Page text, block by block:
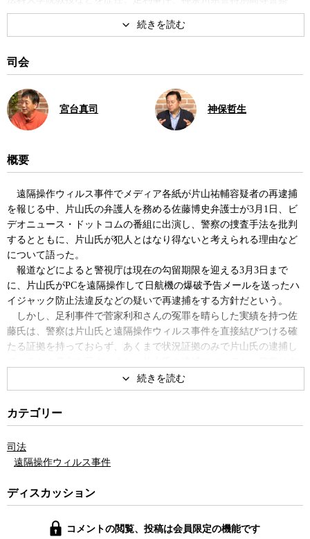
（特高）の拷問によるフレームアップ事件・横浜事件（第四次請
求）の主任弁護人。著書に『刑事弁護の技術と倫理ー刑事弁護の
司会
宮台真司 神保哲生
概要
遠隔操作ウィルス事件でメディア各紙が片山祐輔容疑者の再逮捕
を報じる中、片山氏の弁護人を務める佐藤博史弁護士が3月1日、ビ
デオニュース・ドットコムの番組に出演し、警察の捜査手法を批判
するとともに、片山氏が犯人とはなり得ないと考えられる理由など
について語った。
報道などによると警視庁は現在の勾留期限を迎える3月3日まで
に、片山氏がPCを遠隔操作して日航機の爆破予告メールを送ったハ
イジャック防止法違反などの疑いで再逮捕をする方針だという。
しかし、足利事件で菅家利和さんの冤罪を晴らした実績を持つ佐
藤氏は、警察は片山氏と遠隔操作ウィルス事件を直接結びつける確
たる証拠を持っておらず、あくまで状況証拠のみで片山氏の逮捕し
偵中だった片山氏の存在をメディアに嗅ぎ付けられ、証拠の隠滅を
恐れて証拠固めが不十分なまま逮捕に踏み切った可能性が高いので
はないかと語る。
更に佐藤氏は、片山氏は今回の事件で使われた遠隔操作ウィルス
とも、本人や本人の勤務先の上司の証言で確認できており、「片山
氏は犯人ではあり得ない」と言い切る。
れに応じないため2月18日以降は一切取り調べが行われていない状態
的に苦しい状態になってきていると佐藤氏は言う。
カテゴリー
司法
遠隔操作ウィルス事件
ディスカッション
コメントの閲覧、投稿は会員限定の機能です